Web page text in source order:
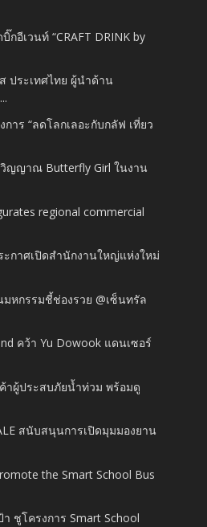
กอีเวนท์ “CRAFT DRINK by
ประเทศไทย ผู้นำด้าน
การ “ลดโลกเลอะกับกลัฟ เที่ยว
ญญาณ Butterfly Girl ในงาน
regional commercial
ะกาศเปิดสำนักงานใหญ่แห่งใหม่
หกรรมชี้ช่องรวย @เซ็นทรัล
คว้า Yu Dowook แดนเซอร์
าผู้ประสบภัยน้ำท่วม พร้อมดู
สนับสนุนการเปิดมุมมองยาน
the Smart School Bus
ชูโครงการ Smart School